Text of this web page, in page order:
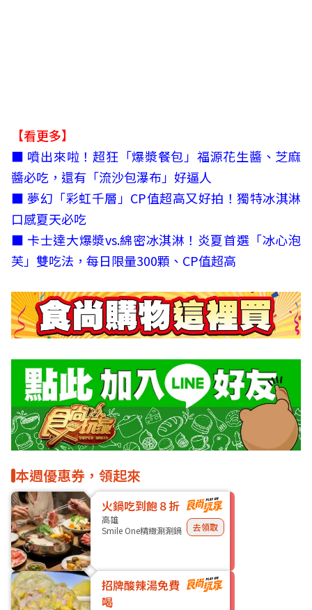
【看更多】
■ 噴出來啦！超狂「爆漿餐包」福源花生醬、芝麻
醬必吃，還有「流沙包瀑布」好逼人
■ 夢幻「彩虹千層」CP值超高又好拍！獨特冰淇淋
口感夏天必吃
■ 卡士達大爆漿vs.綿密冰淇淋！炎夏首選「冰心泡
芙」雙吃法，每日限量300顆、CP值超高
本週優惠券，領起來
火鍋吃到飽８折
高雄
Smile One精緻涮涮鍋
去領取
招牌酸辣湯免費
喝